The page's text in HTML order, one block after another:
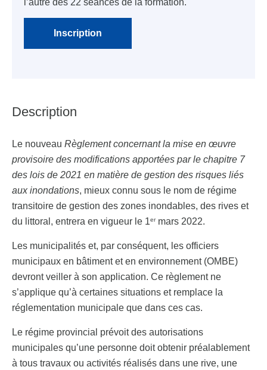
l’autre des 22 séances de la formation.
Inscription
Description
Le nouveau Règlement concernant la mise en œuvre
provisoire des modifications apportées par le chapitre 7
des lois de 2021 en matière de gestion des risques liés
aux inondations, mieux connu sous le nom de régime
transitoire de gestion des zones inondables, des rives et
du littoral, entrera en vigueur le 1ermars 2022.
Les municipalités et, par conséquent, les officiers
municipaux en bâtiment et en environnement (OMBE)
devront veiller à son application. Ce règlement ne
s’applique qu’à certaines situations et remplace la
réglementation municipale que dans ces cas.
Le régime provincial prévoit des autorisations
municipales qu’une personne doit obtenir préalablement
à tous travaux ou activités réalisés dans une rive, une